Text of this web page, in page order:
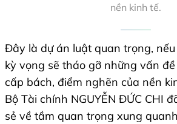
nền kinh tế.
Đây là dự án luật quan trọng,
kỳ vọng sẽ tháo gỡ những vấn
cấp bách, điểm nghẽn của nền
Bộ Tài chính NGUYỄN ĐỨC CHI
sẻ về tầm quan trọng xung